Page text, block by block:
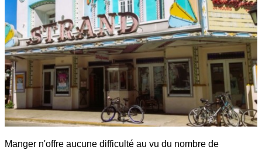
Manger n'offre aucune difficulté au vu du nombre de